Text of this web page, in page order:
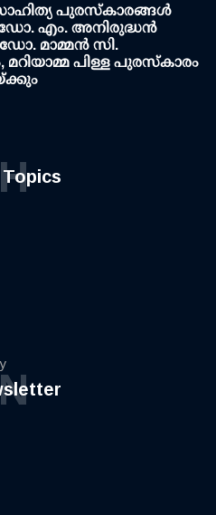
പുരസ്‌കാരങ്ങള്‍
ഡോ. എം. അനിരുദ്ധന്‍
മാമ്മന്‍ സി.
പിള്ള പുരസ്‌കാരം
H